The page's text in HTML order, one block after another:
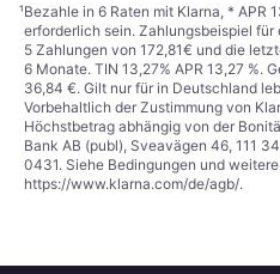
¹Bezahle in 6 Raten mit Klarna, * APR
erforderlich sein. Zahlungsbeispiel
5 Zahlungen von 172,81€ und die
6 Monate. TIN 13,27% APR 13,27 %.
36,84 €. Gilt nur für in Deutschland
Vorbehaltlich der Zustimmung von
Höchstbetrag abhängig von der
Bank AB (publ), Sveavägen 46, 111
0431. Siehe Bedingungen und
https://www.klarna.com/de/agb/.